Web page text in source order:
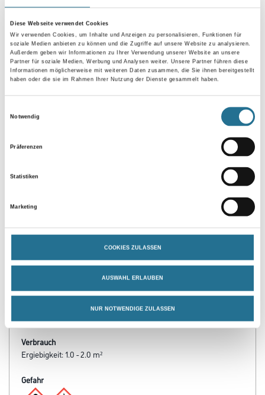
Diese Webseite verwendet Cookies
Wir verwenden Cookies, um Inhalte und Anzeigen zu personalisieren, Funktionen für
soziale Medien anbieten zu können und die Zugriffe auf unsere Website zu analysieren.
Außerdem geben wir Informationen zu Ihrer Verwendung unserer Website an unsere
Partner für soziale Medien, Werbung und Analysen weiter. Unsere Partner führen diese
Informationen möglicherweise mit weiteren Daten zusammen, die Sie ihnen bereitgestellt
haben oder die sie im Rahmen Ihrer Nutzung der Dienste gesammelt haben.
Notwendig
Präferenzen
Statistiken
Marketing
COOKIES ZULASSEN
AUSWAHL ERLAUBEN
NUR NOTWENDIGE ZULASSEN
Staubtrocken: 10 min, grifffest: 30 min, durchgetrocknet: 2 h,
Verbrauch
Ergiebigkeit: 1.0 - 2.0 m²
Gefahr